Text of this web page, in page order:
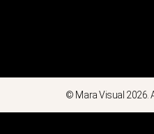
© Mara Visual 2026.